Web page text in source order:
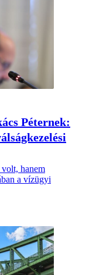
Péternek:
volt, hanem
a vízügyi